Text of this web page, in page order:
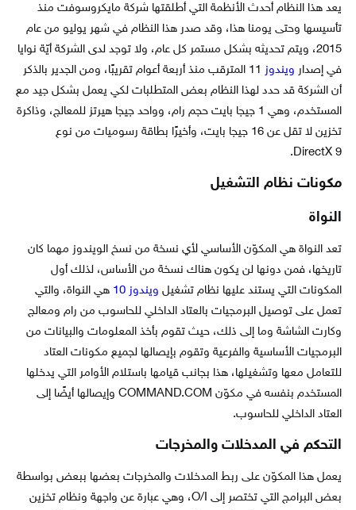
يعد هذا النظام أحدث الأنظمة التي أطلقتها شركة مايكروسوفت منذ
تأسيسها وحتى يومنا هذا، وقد صدر هذا النظام في شهر يوليو من عام
2015، ويتم تحديثه بشكل مستمر كل عام، ولا توجد لدى الشركة أيّة نوايا
في إصدار ويندوز
11 المترقب منذ أربعة أعوام تقريبًا، ومن الجدير بالذكر
أن الشركة قد حدد لهذا النظام بعض المتطلبات لكي يعمل بشكل جيد مع
المستخدم، وهي 1 جيجا بايت حجم رام، وواحد جيجا هيرتز للمعالج، وذاكرة
تخزين لا تقل عن 16 جيجا بايت، وأخيرًا بطاقة رسوميات من نوع
DirectX 9.
مكونات نظام التشغيل
النواة
تعد النواة هي المكوّن الأساسي لأي نسخة من نسخ الويندوز مهما كان
تاريخها، فمن دونها لن يكون هناك نسخة من الأساس، لذلك أول
المكونات التي يستند عليها نظام تشغيل ويندوز 10
هي النواة، والتي
تعمل على توصيل البرمجيات بالعتاد الداخلي للحاسوب من رام ومعالج
وكارت الشاشة وما إلى ذلك، حيث تقوم بأخذ المعلومات والبيانات من
البرمجيات الأساسية والفرعية وتقوم بإيصالها لجميع مكونات العتاد
للتعامل معها وتشغيلها، هذا بجانب قيامها باستلام الأوامر التي يدخلها
المستخدم بنفسه في مكوّن COMMAND.COM وإيصالها أيضًا إلى
العتاد الداخلي للحاسوب.
التحكم في المدخلات والمخرجات
يعمل هذا المكوّن على ربط المدخلات والمخرجات بعضها ببعض بواسطة
بعض البرامج التي تختصر إلى O/I، وهي عبارة عن واجهة ونظام تخزين